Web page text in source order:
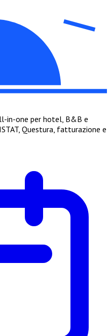
in-one per hotel, B&B e
Questura, fatturazione e